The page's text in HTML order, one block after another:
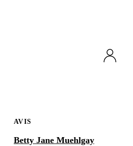
Publier un avis
AVIS
Betty Jane Muehlgay